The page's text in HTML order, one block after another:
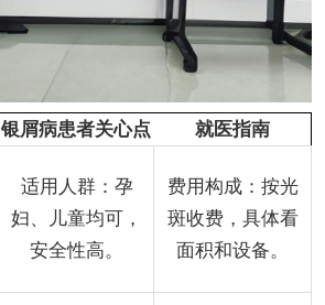
银屑病患者关心点
就医指南
适用人群：孕
妇、儿童均可，
安全性高。
费用构成：按光
斑收费，具体看
面积和设备。